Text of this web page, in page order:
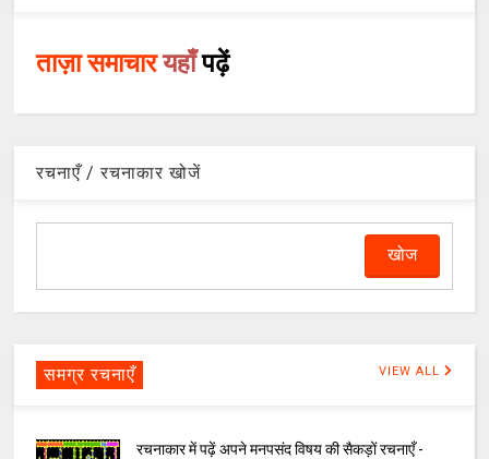
ताज़ा समाचारयहाँपढ़ें
रचनाएँ / रचनाकार खोजें
समग्र रचनाएँ VIEW ALL
रचनाकार में पढ़ें अपने मनपसंद विषय की सैकड़ों रचनाएँ -